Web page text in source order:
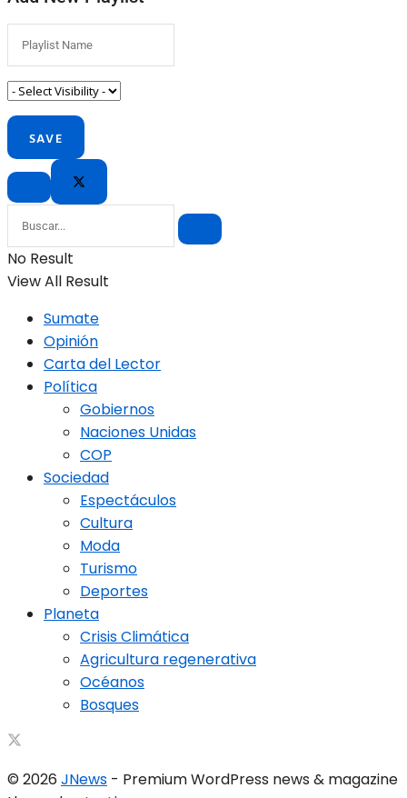
No Result
View All Result
Sumate
Opinión
Carta del Lector
Política
Gobiernos
Naciones Unidas
COP
Sociedad
Espectáculos
Cultura
Moda
Turismo
Deportes
Planeta
Crisis Climática
Agricultura regenerativa
Océanos
Bosques
© 2026 JNews - Premium WordPress news & magazine